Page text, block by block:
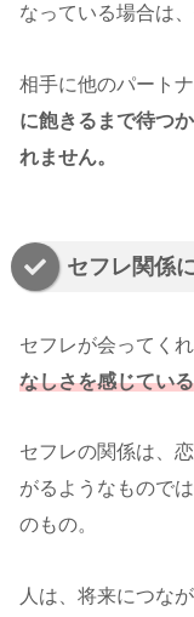
なっている場合は
相手に他のパート
に飽きるまで待つ
れません。
セフレ関係
セフレが会ってく
なしさを感じている
セフレの関係は、
がるようなもので
のもの。
人は、将来につな